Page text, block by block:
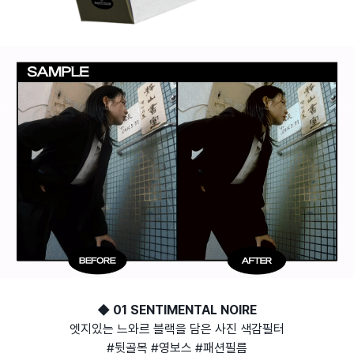
◆ 01 SENTIMENTAL NOIRE
엣지있는 느와르 블랙을 담은 사진 색감필터
#뒷골목 #영보스 #패션필름